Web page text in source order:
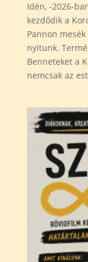
Idén, -2026-
kezdődik a
Pannon
nyitunk.
Benneteket a
nemcsak az